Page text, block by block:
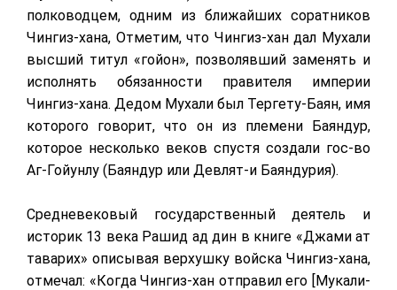
полководцем, одним из ближайших соратников
Чингиз-хана, Отметим, что Чингиз-хан дал Мухали
высший титул «гойон», позволявший заменять и
исполнять обязанности правителя империи
Чингиз-хана. Дедом Мухали был Тергету-Баян, имя
которого говорит, что он из племени Баяндур,
которое несколько веков спустя создали гос-во
Аг-Гойунлу (Баяндур или Девлят-и Баяндурия).
Средневековый государственный деятель и
историк 13 века Рашид ад дин в книге «Джами ат
таварих» описывая верхушку войска Чингиз-хана,
отмечал: «Когда Чингиз-хан отправил его [Мукали-